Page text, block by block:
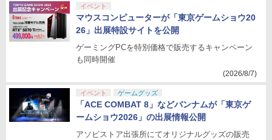
イベント
マウスコンピューターが「東京ゲームショウ20
26」出展特設サイトを公開
ゲーミングPCを特別価格で販売するキャンペーン
も同時開催
(2026/8/7)
イベント ゲームグッズ
「ACE COMBAT 8」などバンナムが「東京ゲ
ームショウ2026」の出展情報公開
アソビストア出張所にてオリジナルグッズの販売